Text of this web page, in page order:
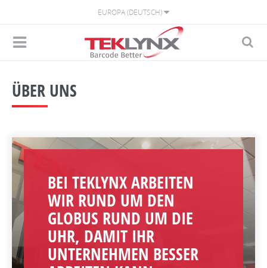
EUROPA (DEUTSCH)
ÜBER UNS
BEI TEKLYNX ARBEITEN
WIR RUND UM DEN
GLOBUS RUND UM DIE
UHR, DAMIT IHR
UNTERNEHMEN BESSER